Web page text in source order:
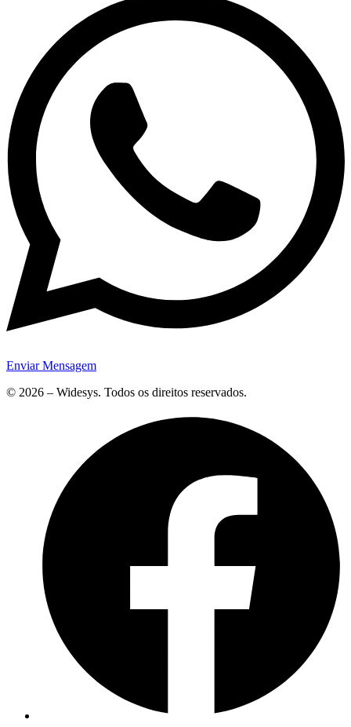
Enviar Mensagem
© 2026 – Widesys. Todos os direitos reservados.